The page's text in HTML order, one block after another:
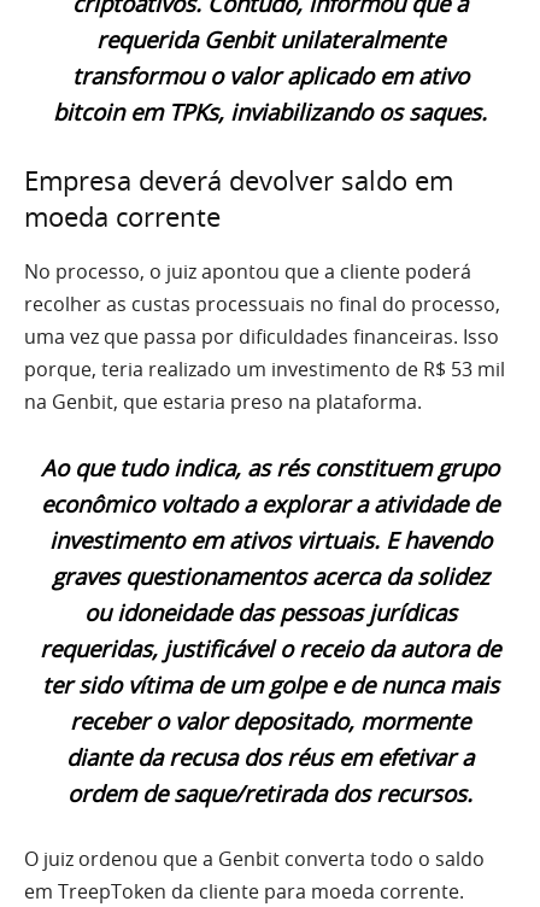
requerida Genbit unilateralmente
transformou o valor aplicado em ativo
bitcoin em TPKs, inviabilizando os saques.
Empresa deverá devolver saldo em
moeda corrente
No processo, o juiz apontou que a cliente poderá
recolher as custas processuais no final do processo,
uma vez que passa por dificuldades financeiras. Isso
porque, teria realizado um investimento de R$ 53 mil
na Genbit, que estaria preso na plataforma.
Ao que tudo indica, as rés constituem grupo
econômico voltado a explorar a atividade de
investimento em ativos virtuais. Ehavendo
graves questionamentos acerca da solidez
ou idoneidade das pessoas jurídicas
requeridas, justificável o receio da autora de
ter sido vítima de um golpe e de nunca mais
receber o valor depositado, mormente
diante da recusa dos réus em efetivar a
ordem de saque/retirada dos recursos.
O juiz ordenou que a Genbit converta todo o saldo
em TreepToken da cliente para moeda corrente.